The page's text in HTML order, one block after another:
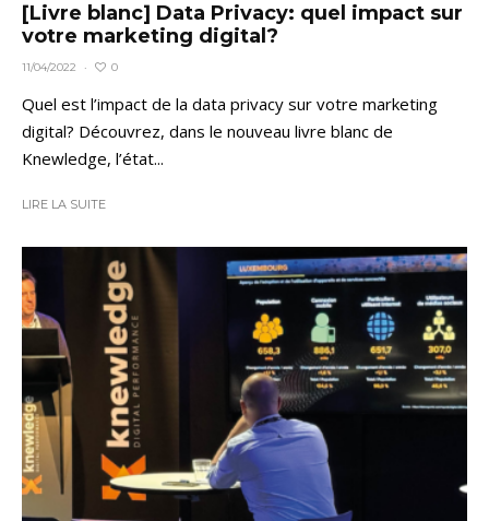
[Livre blanc] Data Privacy: quel impact sur
votre marketing digital?
11/04/2022 · 0
Quel est l’impact de la data privacy sur votre marketing
digital? Découvrez, dans le nouveau livre blanc de
Knewledge, l’état...
LIRE LA SUITE